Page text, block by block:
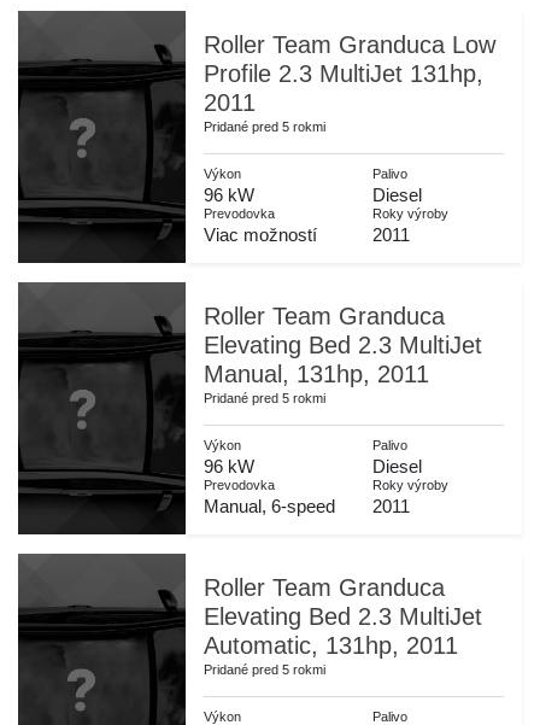
Roller Team Granduca Low
Profile 2.3 MultiJet 131hp,
2011
Pridané pred 5 rokmi
Výkon
96 kW
Palivo
Diesel
Prevodovka
Viac možností
Roky výroby
2011
Roller Team Granduca
Elevating Bed 2.3 MultiJet
Manual, 131hp, 2011
Pridané pred 5 rokmi
Výkon
96 kW
Palivo
Diesel
Prevodovka
Manual, 6-speed
Roky výroby
2011
Roller Team Granduca
Elevating Bed 2.3 MultiJet
Automatic, 131hp, 2011
Pridané pred 5 rokmi
Výkon Palivo